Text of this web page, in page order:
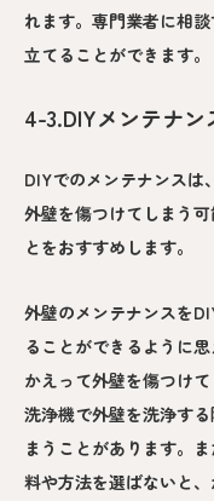
れます。専門業者に相
立てることができます。
4-3.DIYメンテナン
DIYでのメンテナンスは
外壁を傷つけてしまう
とをおすすめします。
外壁のメンテナンスを
ることができるように
かえって外壁を傷つけ
洗浄機で外壁を洗浄す
まうことがあります。
料や方法を選ばないと